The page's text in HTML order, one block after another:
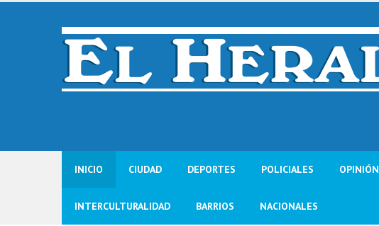
Skip
INICIO CIUDAD DEPORTES POLICIALES OPINIÓN
INTERCULTURALIDAD BARRIOS NACIONALES